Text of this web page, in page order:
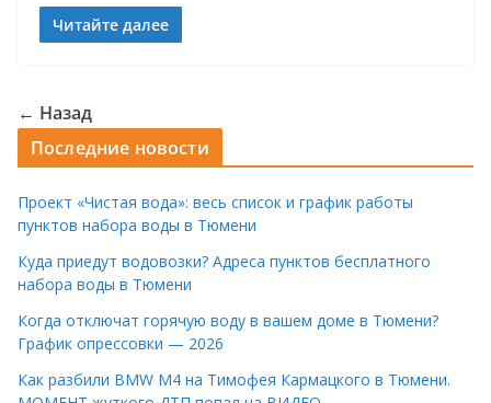
Читайте далее
← Назад
Последние новости
Проект «Чистая вода»: весь список и график работы
пунктов набора воды в Тюмени
Куда приедут водовозки? Адреса пунктов бесплатного
набора воды в Тюмени
Когда отключат горячую воду в вашем доме в Тюмени?
График опрессовки — 2026
Как разбили BMW M4 на Тимофея Кармацкого в Тюмени.